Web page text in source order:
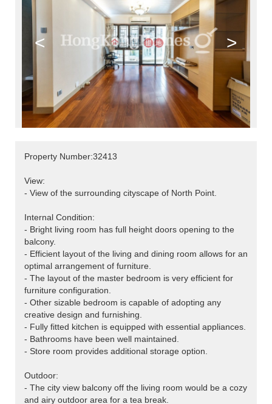
< >
Property Number:32413
View:
- View of the surrounding cityscape of North Point.
Internal Condition:
- Bright living room has full height doors opening to the
balcony.
- Efficient layout of the living and dining room allows for an
optimal arrangement of furniture.
- The layout of the master bedroom is very efficient for
furniture configuration.
- Other sizable bedroom is capable of adopting any
creative design and furnishing.
- Fully fitted kitchen is equipped with essential appliances.
- Bathrooms have been well maintained.
- Store room provides additional storage option.
Outdoor:
- The city view balcony off the living room would be a cozy
and airy outdoor area for a tea break.